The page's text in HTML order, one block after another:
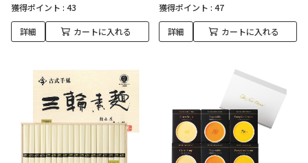
獲得ポイント : 43
詳細 カートに入れる
獲得ポイント : 47
詳細 カートに入れる